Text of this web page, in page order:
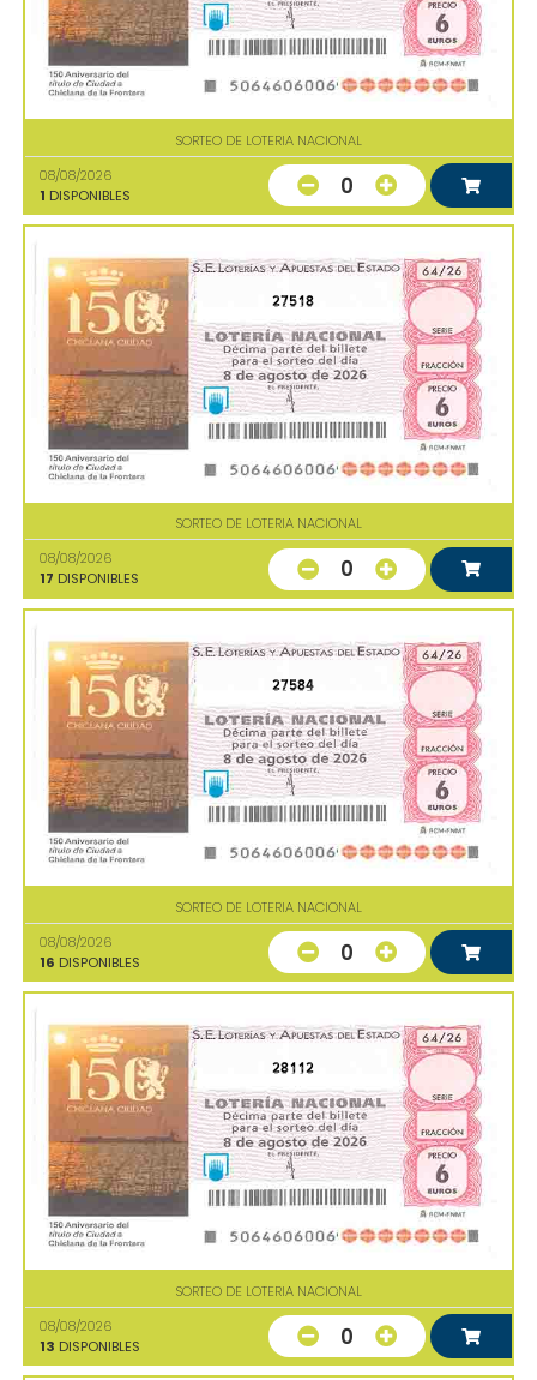
SORTEO DE LOTERIA NACIONAL
08/08/2026
1 DISPONIBLES 0
27518
SORTEO DE LOTERIA NACIONAL
08/08/2026
17 DISPONIBLES 0
27584
SORTEO DE LOTERIA NACIONAL
08/08/2026
16 DISPONIBLES 0
28112
SORTEO DE LOTERIA NACIONAL
08/08/2026
13 DISPONIBLES 0